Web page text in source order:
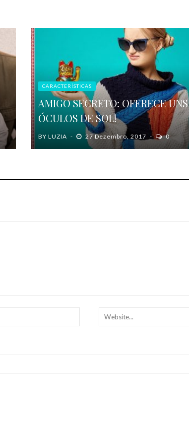
CARACTERÍSTICAS
AMIGO SECRETO: OFERECE UNS
ÓCULOS DE SOL!
BYLUZIA 27 Dezembro, 2017 0